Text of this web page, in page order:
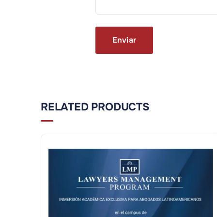
RELATED PRODUCTS